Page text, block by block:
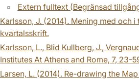
Extern fulltext (Begränsad
Karlsson, J. (2014). Mening med och
kvartalsskrift.
Karlsson, L., Blid Kullberg, J.,
Institutes At Athens and Rome, 7, 23-
Larsen, L. (2014). Re-drawing the